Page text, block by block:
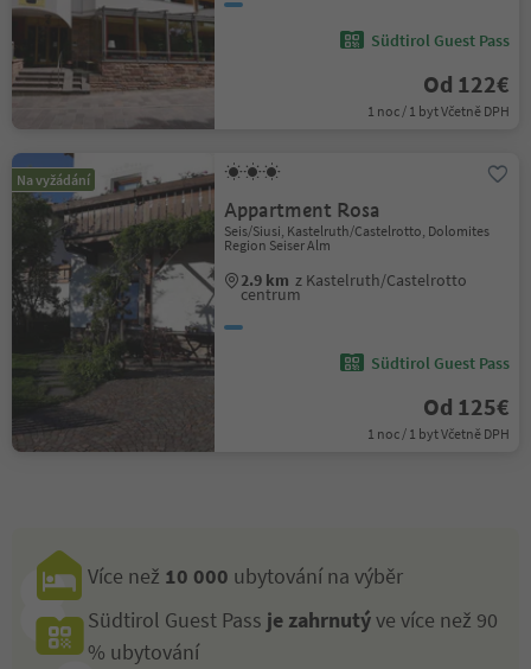
Südtirol Guest Pass
Od 122€
1 noc / 1 byt Včetně DPH
Na vyžádání
Appartment Rosa
Seis/Siusi, Kastelruth/Castelrotto, Dolomites
Region Seiser Alm
2.9 km z Kastelruth/Castelrotto
centrum
Südtirol Guest Pass
Od 125€
1 noc / 1 byt Včetně DPH
Více než 10 000 ubytování na výběr
Südtirol Guest Pass je zahrnutýve více než 90
% ubytování